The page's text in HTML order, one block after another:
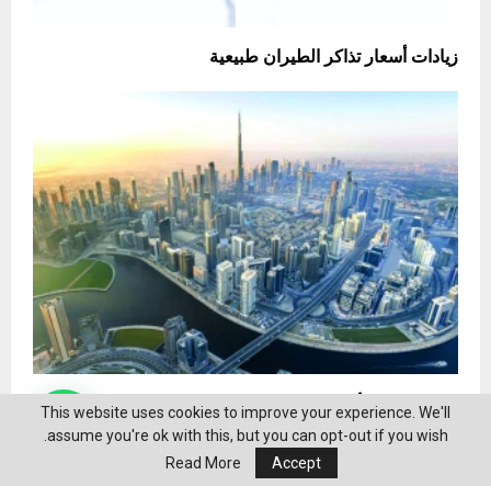
زيادات أسعار تذاكر الطيران طبيعية
المسافرون الأثرياء يرفعون الطلب على الفنادق الفاخرة في
دبيThis website uses cookies to improve your experience. We'll
assume you're ok with this, but you can opt-out if you wish.
Accept
Read More